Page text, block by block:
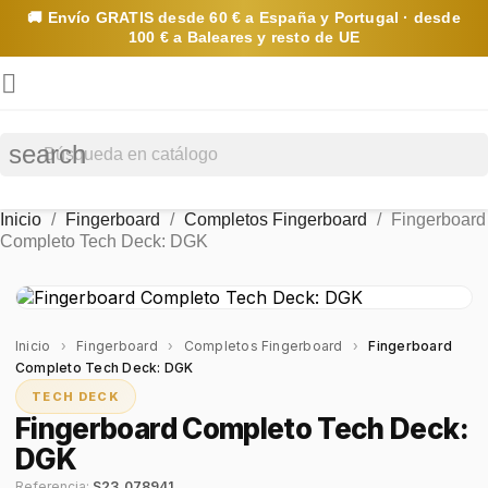
🚚 Envío GRATIS desde 60 € a España y Portugal · desde
100 € a Baleares y resto de UE

search
Inicio Fingerboard Completos Fingerboard
Fingerboard
Completo Tech Deck: DGK
Inicio › Fingerboard › Completos Fingerboard ›
Fingerboard
Completo Tech Deck: DGK
TECH DECK
Fingerboard Completo Tech Deck:
DGK